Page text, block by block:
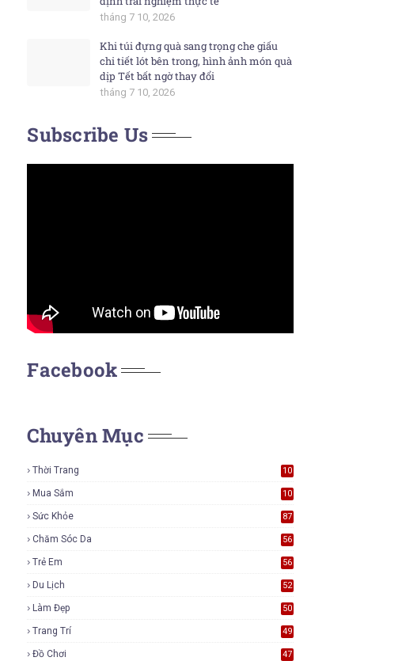
tháng 7 10, 2026
Khi túi đựng quà sang trọng che giấu
chi tiết lót bên trong, hình ảnh món quà
dịp Tết bất ngờ thay đổi
tháng 7 10, 2026
Subscribe Us
Facebook
Chuyên Mục
Thời Trang
10
Mua Sắm
10
Sức Khỏe 87
Chăm Sóc Da 56
Trẻ Em 56
Du Lịch 52
Làm Đẹp 50
Trang Trí 49
Đồ Chơi 47